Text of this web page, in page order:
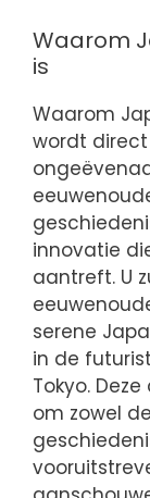
Waarom
is
Waarom
wordt
innovatie
aantreft. U
serene
in de
Tokyo.
om zowel